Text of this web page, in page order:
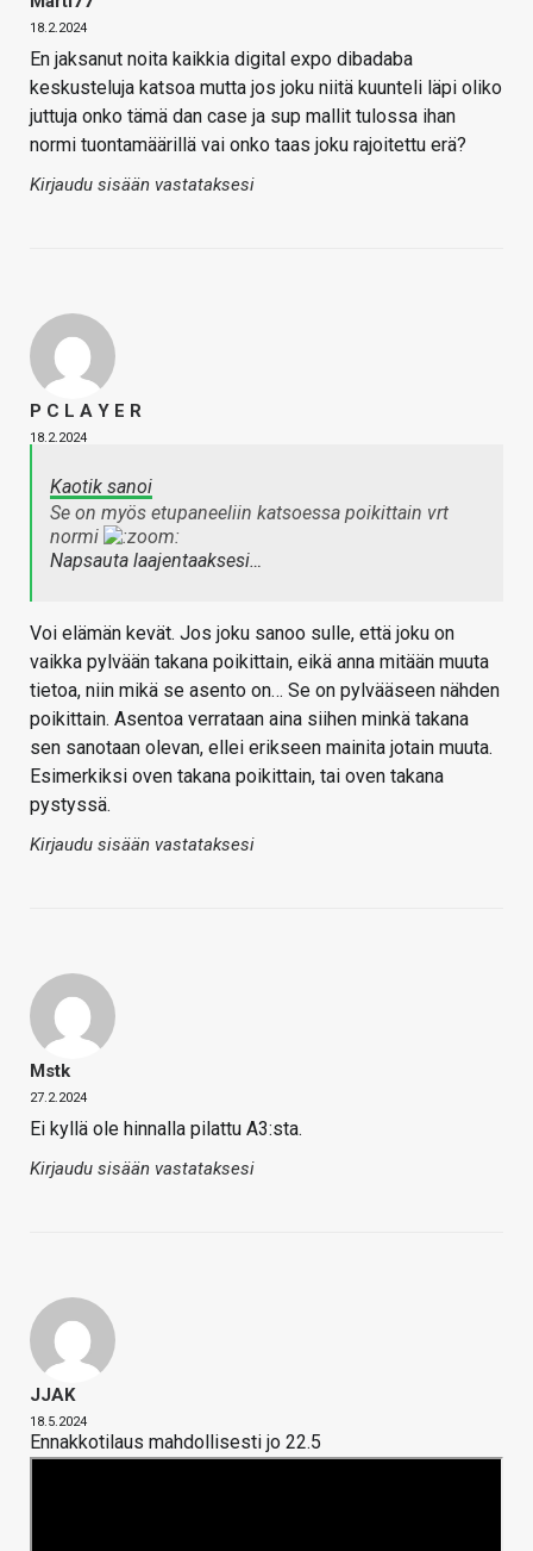
18.2.2024
En jaksanut noita kaikkia digital expo dibadaba
keskusteluja katsoa mutta jos joku niitä kuunteli läpi oliko
juttuja onko tämä dan case ja sup mallit tulossa ihan
normi tuontamäärillä vai onko taas joku rajoitettu erä?
Kirjaudu sisään vastataksesi
P C L A Y E R
18.2.2024
Kaotik sanoi
Se on myös etupaneeliin katsoessa poikittain vrt
normi
Napsauta laajentaaksesi…
Voi elämän kevät. Jos joku sanoo sulle, että joku on
vaikka pylvään takana poikittain, eikä anna mitään muuta
tietoa, niin mikä se asento on… Se on pylvääseen nähden
poikittain. Asentoa verrataan aina siihen minkä takana
sen sanotaan olevan, ellei erikseen mainita jotain muuta.
Esimerkiksi oven takana poikittain, tai oven takana
pystyssä.
Kirjaudu sisään vastataksesi
Mstk
27.2.2024
Ei kyllä ole hinnalla pilattu A3:sta.
Kirjaudu sisään vastataksesi
JJAK
18.5.2024
Ennakkotilaus mahdollisesti jo 22.5